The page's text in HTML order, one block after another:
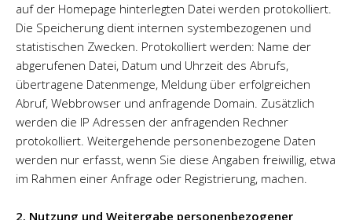
auf der Homepage hinterlegten Datei werden protokolliert.
Die Speicherung dient internen systembezogenen und
statistischen Zwecken. Protokolliert werden: Name der
abgerufenen Datei, Datum und Uhrzeit des Abrufs,
übertragene Datenmenge, Meldung über erfolgreichen
Abruf, Webbrowser und anfragende Domain. Zusätzlich
werden die IP Adressen der anfragenden Rechner
protokolliert. Weitergehende personenbezogene Daten
werden nur erfasst, wenn Sie diese Angaben freiwillig, etwa
im Rahmen einer Anfrage oder Registrierung, machen.
2. Nutzung und Weitergabe personenbezogener